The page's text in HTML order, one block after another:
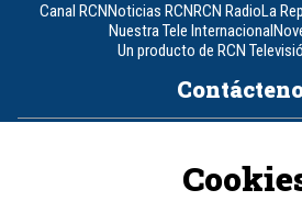
Canal RCNNoticias RCNRCN RadioLa
Nuestra Tele Internacional
Un producto de RCN